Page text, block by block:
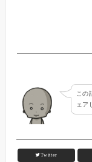
この
ェア
Twitter